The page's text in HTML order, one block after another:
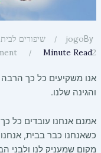
By
jogo שיפורים לבית
2
Minute Read
-
אנו משקיעים כל כך
והגינה שלנו.
אמנם אנחנו עובדים כל
כשאנחנו כבר בבית,
מקום שמעניק לנו ולבני